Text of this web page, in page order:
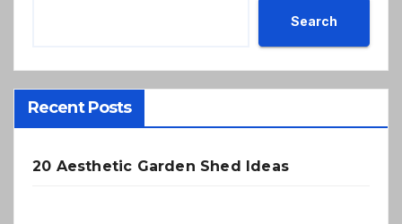
Search
Recent Posts
20 Aesthetic Garden Shed Ideas